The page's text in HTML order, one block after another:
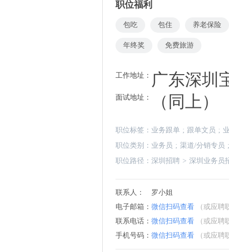
职位福利
包吃 包住 养老保险
年终奖 免费旅游
工作地址： 广东深圳
面试地址： （同上）
职位标签： 业务跟单 ; 跟单文员 ;
职位类别： 业务员 ; 渠道/分销专员 ;
职位路径： 深圳招聘 > 深圳业务员
联系人：
罗小姐
电子邮箱： 微信扫码查看
（或应聘
联系电话： 微信扫码查看
（或应聘
手机号码： 微信扫码查看 （或应聘